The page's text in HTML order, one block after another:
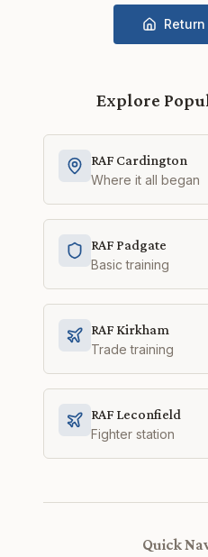
Explore
RAF Cardington
Where it all began
RAF Padgate
Basic training
RAF Kirkham
Trade training
RAF Leconfield
Fighter station
Quick